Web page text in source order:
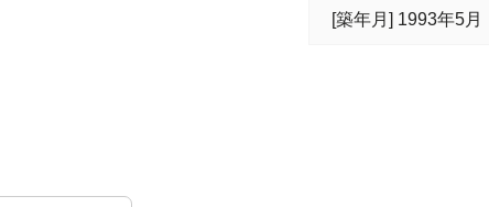
[築年月] 1993年5月